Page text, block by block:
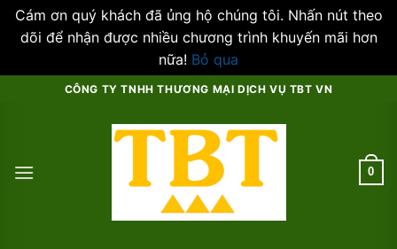
Cám ơn quý khách đã ủng hộ chúng tôi. Nhấn nút theo
dõi để nhận được nhiều chương trình khuyến mãi hơn
nữa! Bỏ qua
CÔNG TY TNHH THƯƠNG MẠI DỊCH VỤ TBT VN
0